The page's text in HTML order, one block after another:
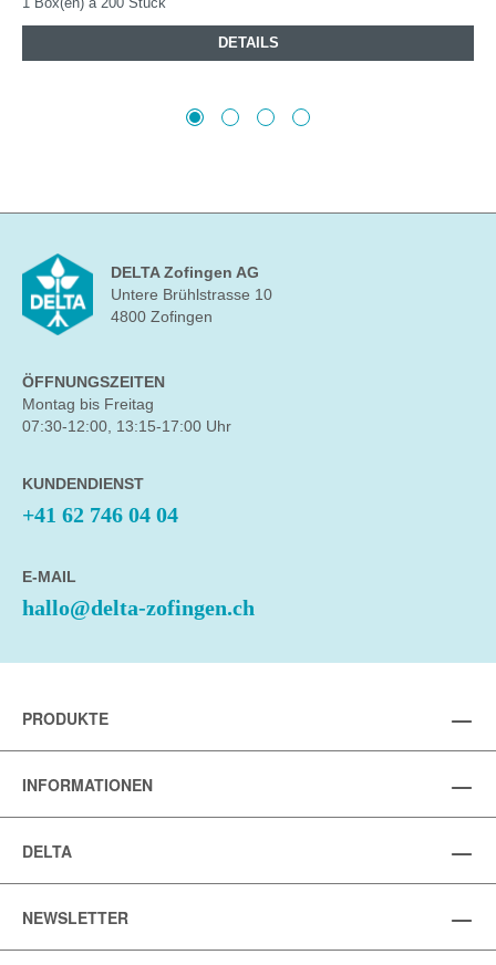
DETAILS
DELTA Zofingen AG
Untere Brühlstrasse 10
4800 Zofingen
ÖFFNUNGSZEITEN
Montag bis Freitag
07:30-12:00, 13:15-17:00 Uhr
KUNDENDIENST
+41 62 746 04 04
E-MAIL
hallo@delta-zofingen.ch
PRODUKTE
INFORMATIONEN
DELTA
NEWSLETTER